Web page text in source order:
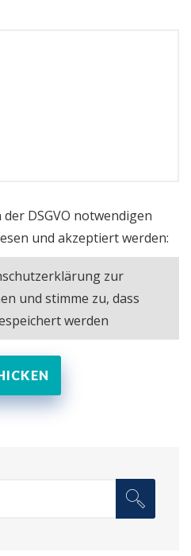
DSGVO notwendigen
und akzeptiert werden:
zur
und stimme zu, dass
werden